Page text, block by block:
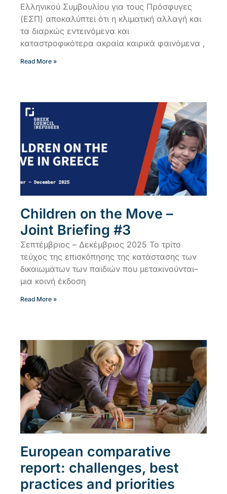
Ελληνικού Συμβουλίου για τους Πρόσφυγες
(ΕΣΠ) αποκαλύπτει ότι η κλιματική αλλαγή και
τα διαρκώς εντεινόμενα και
καταστροφικότερα ακραία καιρικά φαινόμενα ,
Read More »
Children on the Move –
Joint Briefing #3
Σεπτέμβριος – Δεκέμβριος 2025 Το τρίτο
τεύχος της επισκόπησης της κατάστασης των
δικαιωμάτων των παιδιών που μετακινούνται–
μια κοινή έκδοση
Read More »
European comparative
report: challenges, best
practices and priorities